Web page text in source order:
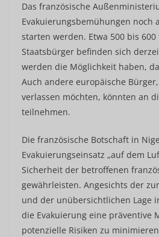
Das französische
Evakuierungsbemühungen noch
starten werden. Etwa 500 bis 600
Staatsbürger befinden sich
werden die Möglichkeit haben,
Auch andere europäische
verlassen möchten, könnten an
teilnehmen.
Die französische Botschaft in
Evakuierungseinsatz „auf dem
Sicherheit der betroffenen
gewährleisten. Angesichts der
und der unübersichtlichen Lage
die Evakuierung eine präventive
potenzielle Risiken zu